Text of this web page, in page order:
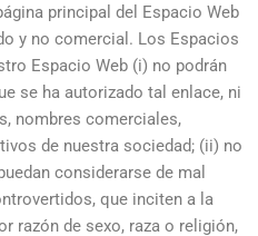
principal del Espacio Web
y no comercial. Los Espacios
Espacio Web (i) no podrán
se ha autorizado tal enlace, ni
nombres comerciales,
de nuestra sociedad; (ii) no
considerarse de mal
que inciten a la
razón de sexo, raza o religión,